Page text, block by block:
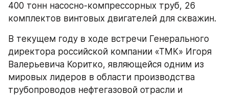
400 тонн насосно-компрессорных труб, 26
комплектов винтовых двигателей для скважин.
В текущем году в ходе встречи Генерального
директора российской компании «ТМК» Игоря
Валерьевича Коритко, являющейся одним из
мировых лидеров в области производства
трубопроводов нефтегазовой отрасли и